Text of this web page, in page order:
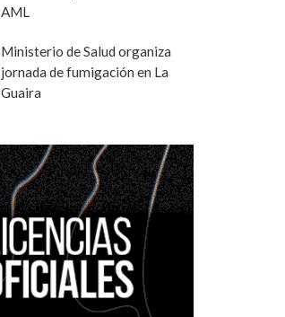
AML
Ministerio de Salud organiza
jornada de fumigación en La
Guaira